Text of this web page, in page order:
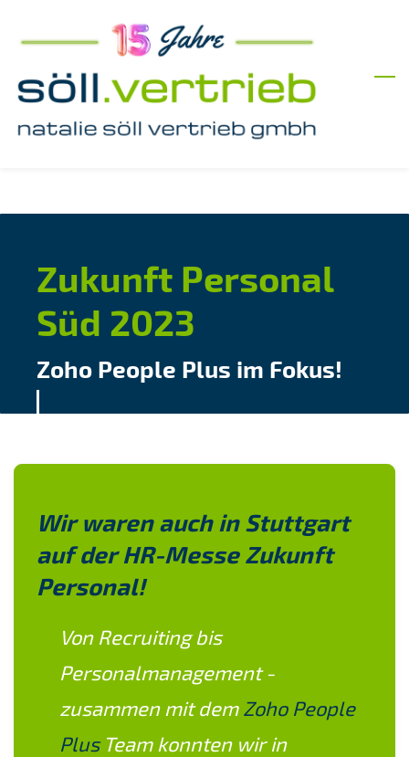
content
Zukunft Personal
Süd 2023
Zoho People Plus im Fokus!
Wir waren auch in Stuttgart
auf der HR-Messe Zukunft
Personal!
Von Recruiting bis
Personalmanagement -
zusammen mit dem Zoho People
PlusTeam konnten wir in